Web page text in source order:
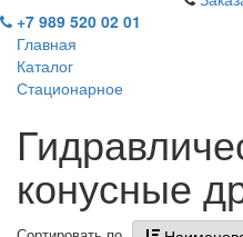
+7 989 520 02 01
Главная
Каталог
Стационарное
конусные